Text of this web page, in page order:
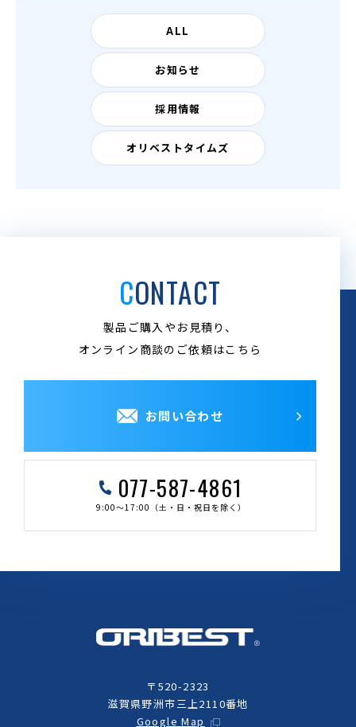
ALL
お知らせ
採用情報
オリベストタイムズ
CONTACT
製品ご購入やお見積り、
オンライン商談のご依頼はこちら
お問い合わせ
077-587-4861
9:00～17:00（土・日・祝日を除く）
〒520-2323
滋賀県野洲市三上2110番地
Google Map